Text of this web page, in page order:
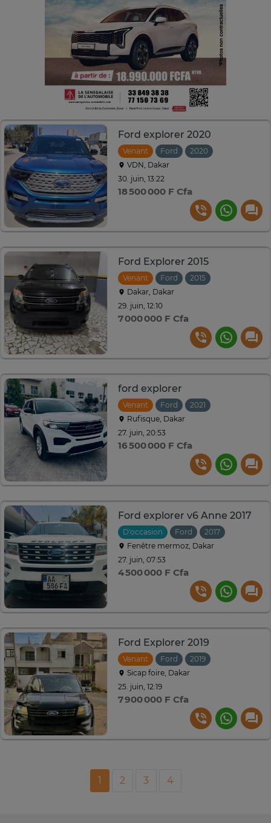
Ford explorer 2020
Venant Ford 2020
VDN, Dakar
30. juin, 13:22
18 500 000 F Cfa
Ford Explorer 2015
Venant Ford 2015
Dakar, Dakar
29. juin, 12:10
7 000 000 F Cfa
ford explorer
Venant Ford 2021
Rufisque, Dakar
27. juin, 20:53
16 500 000 F Cfa
Ford explorer v6 Anne 2017
D'occasion Ford 2017
Fenêtre mermoz, Dakar
27. juin, 07:53
4 500 000 F Cfa
Ford Explorer 2019
Venant Ford 2019
Sicap foire, Dakar
25. juin, 12:19
7 900 000 F Cfa
1 2 3 4